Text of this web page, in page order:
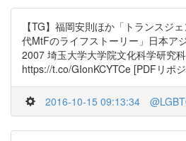
【TG】福岡安則ほか「トランスジ
代MtFのライフストーリー」日本ア
2007 埼玉大学大学院文化科学研究科
https://t.co/GIonKCYTCe [PDFリポ
2016-10-15 09:13:34